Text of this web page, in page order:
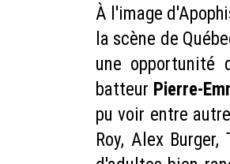
À l'image
la scène de
une opportunité
batteur Pierre-
pu voir entre
Roy, Alex